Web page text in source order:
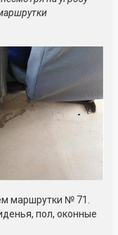
маршрутки № 71.
пол, оконные